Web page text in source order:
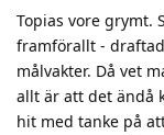
Topias vore grymt.
framförallt -
målvakter. Då vet
allt är att det ändå
hit med tanke på